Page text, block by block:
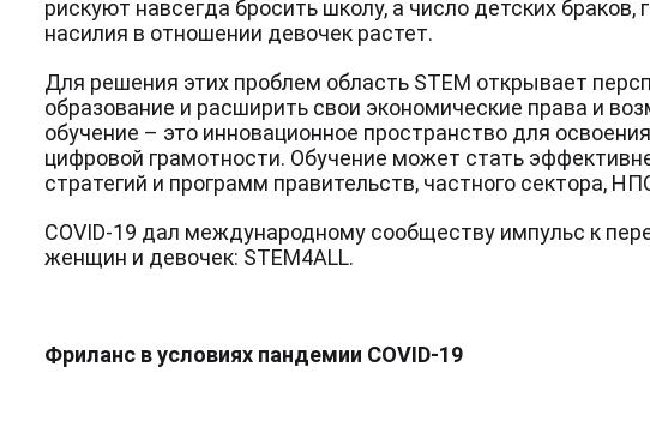
рискуют навсегда бросить школу, а число детских браков,
насилия в отношении девочек растет.
Для решения этих проблем область STEM открывает
образование и расширить свои экономические права и
обучение – это инновационное пространство для
цифровой грамотности. Обучение может стать
стратегий и программ правительств, частного сектора,
COVID-19 дал международному сообществу импульс к
женщин и девочек: STEM4ALL.
Фриланс в условиях пандемии COVID-19
Фамилия*